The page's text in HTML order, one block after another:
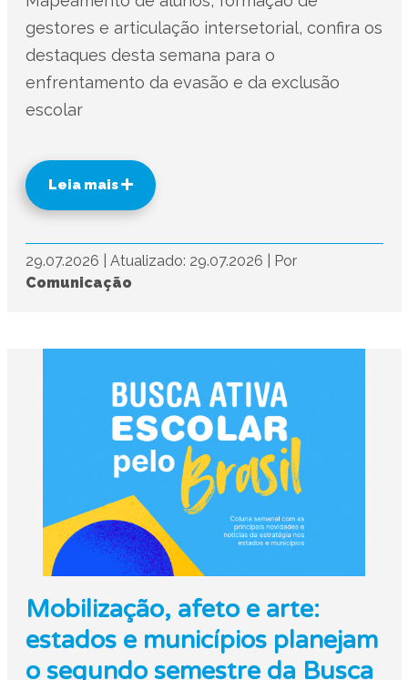
gestores e articulação intersetorial, confira os
destaques desta semana para o
enfrentamento da evasão e da exclusão
escolar
Leia mais
29.07.2026 Atualizado: 29.07.2026
Por
Comunicação
Mobilização, afeto e arte:
estados e municípios planejam
o segundo semestre da Busca